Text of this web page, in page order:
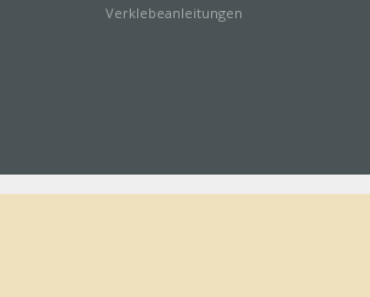
Verklebeanleitungen